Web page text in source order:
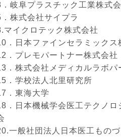
．岐阜プラスチック工
．株式会社サイプ
マイクロテック株式
．日本ファインセラミッ
．プレモパートナ
．株式会社メディカル
．学校法人北里
．東
．日本機械学会医工テクノ
一般社団法人日本医工もの